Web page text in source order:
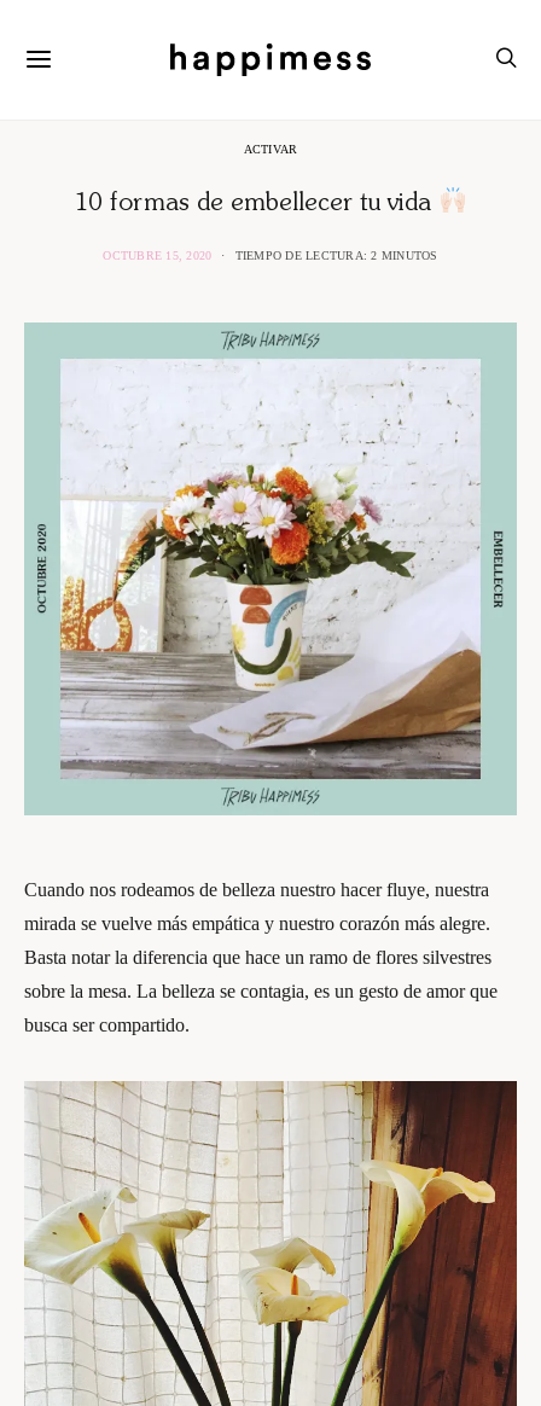
ACTIVAR
10 formas de embellecer tu vida
OCTUBRE 15, 2020 TIEMPO DE LECTURA: 2 MINUTOS
Cuando nos rodeamos de belleza nuestro hacer fluye, nuestra
mirada se vuelve más empática y nuestro corazón más alegre.
Basta notar la diferencia que hace un ramo de flores silvestres
sobre la mesa. La belleza se contagia, es un gesto de amor que
busca ser compartido.